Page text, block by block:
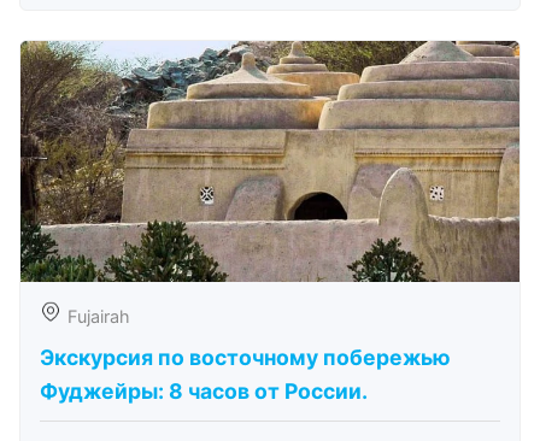
Fujairah
Экскурсия по восточному побережью
Фуджейры: 8 часов от России.